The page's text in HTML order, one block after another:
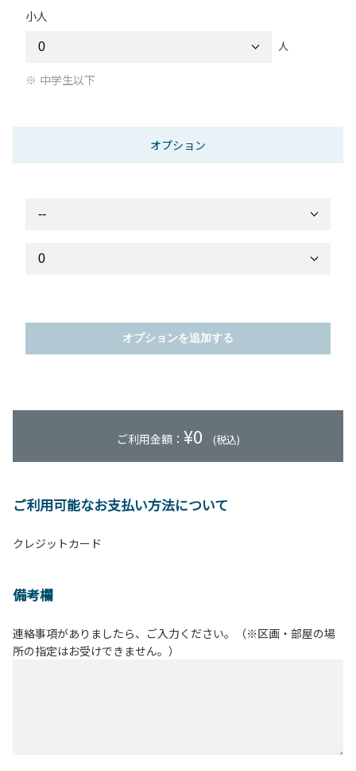
小人
人
中学生以下
オプション
オプションを追加する
ご利用金額： ¥0 (税込)
ご利用可能なお支払い方法について
クレジットカード
備考欄
連絡事項がありましたら、ご入力ください。（※区画・部屋の場
所の指定はお受けできません。）